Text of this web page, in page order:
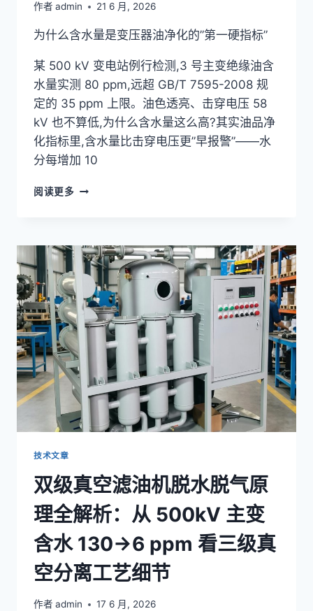
作者 admin 21 6 月, 2026
为什么含水量是变压器油净化的”第一硬指标”
某 500 kV 变电站例行检测,3 号主变绝缘油含
水量实测 80 ppm,远超 GB/T 7595-2008 规
定的 35 ppm 上限。油色透亮、击穿电压 58
kV 也不算低,为什么含水量这么高?其实油品净
化指标里,含水量比击穿电压更”早报警”——水
分每增加 10
阅读更多
滤
油
机
含
水
量
130→6
PPM
实
战:GB/T
7595
+
DL/T
类
油
品
+
验
3
步
法
技术文章
双级真空滤油机脱水脱气原
理全解析：从 500kV 主变
含水 130→6 ppm 看三级真
空分离工艺细节
作者 admin 17 6 月, 2026